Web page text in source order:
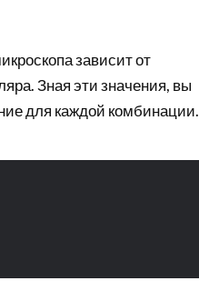
зависит от
Зная эти значения, вы
для каждой комбинации.